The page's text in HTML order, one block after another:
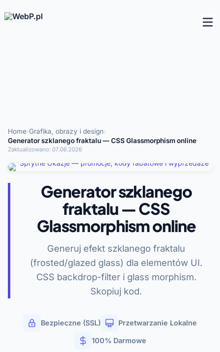
Home›Grafika, obrazy i design›
Generator szklanego fraktalu — CSS Glassmorphism online·
Zaktualizowano: 07.06.2026
Generator szklanego
fraktalu — CSS
Glassmorphism online
Generuj efekt szklanego fraktalu
(frosted/glazed glass) dla elementów UI.
CSS backdrop-filter i glass morphism.
Skopiuj kod.
Bezpieczne (SSL) Przetwarzanie Lokalne
100% Darmowe